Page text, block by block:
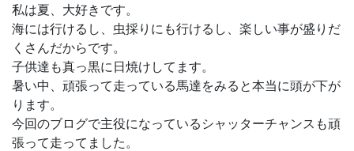
私は夏、大好きです。
海には行けるし、虫採りにも行けるし、楽しい事が盛りだ
くさんだからです。
子供達も真っ黒に日焼けしてます。
暑い中、頑張って走っている馬達をみると本当に頭が下が
ります。
今回のブログで主役になっているシャッターチャンスも頑
張って走ってました。